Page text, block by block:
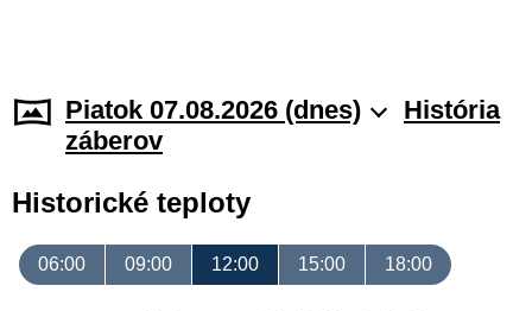
Piatok 07.08.2026 (dnes)
História
záberov
Historické teploty
06:00 09:00 12:00 15:00 18:00